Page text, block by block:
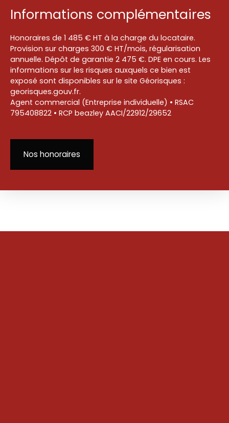
Informations complémentaires
Honoraires de 1 485 € HT à la charge du locataire.
Provision sur charges 300 € HT/mois, régularisation
annuelle. Dépôt de garantie 2 475 €. DPE en cours. Les
informations sur les risques auxquels ce bien est
exposé sont disponibles sur le site Géorisques :
georisques.gouv.fr.
Agent commercial (Entreprise individuelle) • RSAC
795408822 • RCP beazley AACI/22912/29652
Nos honoraires